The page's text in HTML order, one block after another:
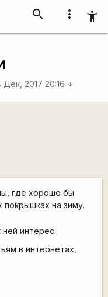
more_vert accessibility_new
search
Дек, 2017 20:16 arrow_downward
где хорошо бы
на зиму.
интерес.
в интернетах,